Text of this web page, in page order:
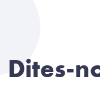
Dites-